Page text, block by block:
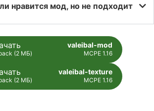
нравится мод, но не подходит
(2 МБ)
valeibal-mod
MCPE 1.16
(2 МБ)
valeibal-texture
MCPE 1.16